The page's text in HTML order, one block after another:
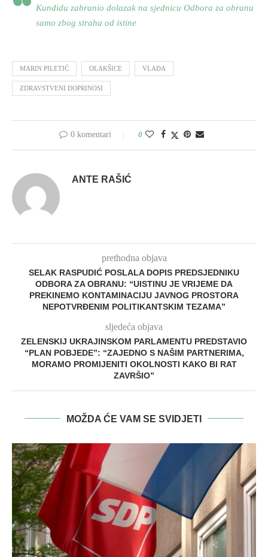
Kundidu zabranio dolazak na sjednicu Odbora za obranu
samo zbog straha od istine
MARIN PILETIĆ OLAKŠICE VLADA
ZDRAVSTVENI DOPRINOSI
0 komentari 0
ANTE RAŠIĆ
prethodna objava
SELAK RASPUDIĆ POSLALA DOPIS PREDSJEDNIKU
ODBORA ZA OBRANU: “UISTINU JE VRIJEME DA
PREKINEMO KONTAMINACIJU JAVNOG PROSTORA
NEPOTVRĐENIM POLITIKANTSKIM TEZAMA”
sljedeća objava
ZELENSKIJ UKRAJINSKOM PARLAMENTU PREDSTAVIO
“PLAN POBJEDE”: “ZAJEDNO S NAŠIM PARTNERIMA,
MORAMO PROMIJENITI OKOLNOSTI KAKO BI RAT
ZAVRŠIO”
MOŽDA ĆE VAM SE SVIDJETI